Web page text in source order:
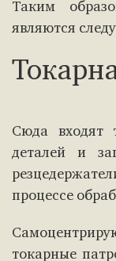
Таким
являются
Сюда входят
деталей и
процессе
токарные